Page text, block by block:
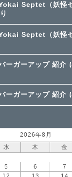
Septet（妖怪
Septet（妖怪
ーガーアップ 紹介
ーガーアップ 紹介
2026年8月
水 木 金
5 6 7